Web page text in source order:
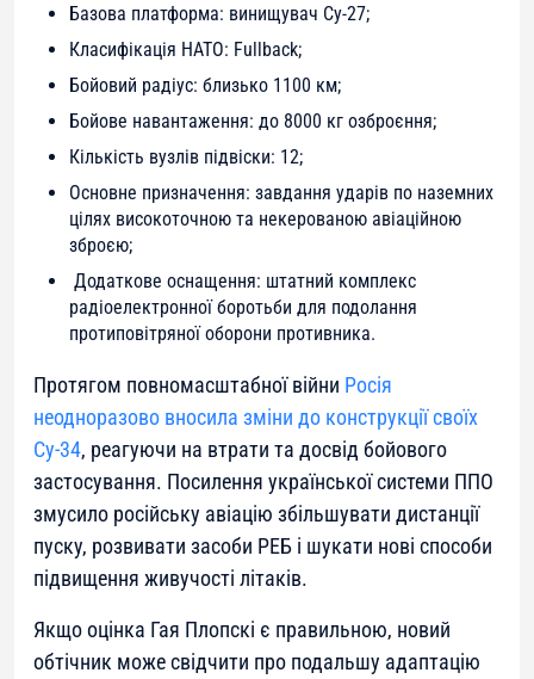
Базова платформа: винищувач Су-27;
Класифікація НАТО: Fullback;
Бойовий радіус: близько 1100 км;
Бойове навантаження: до 8000 кг озброєння;
Кількість вузлів підвіски: 12;
Основне призначення: завдання ударів по наземних
цілях високоточною та некерованою авіаційною
зброєю;
Додаткове оснащення: штатний комплекс
радіоелектронної боротьби для подолання
протиповітряної оборони противника.
Протягом повномасштабної війни Росія
неодноразово вносила зміни до конструкції своїх
Су-34, реагуючи на втрати та досвід бойового
застосування. Посилення української системи ППО
змусило російську авіацію збільшувати дистанції
пуску, розвивати засоби РЕБ і шукати нові способи
підвищення живучості літаків.
Якщо оцінка Гая Плопскі є правильною, новий
обтічник може свідчити про подальшу адаптацію